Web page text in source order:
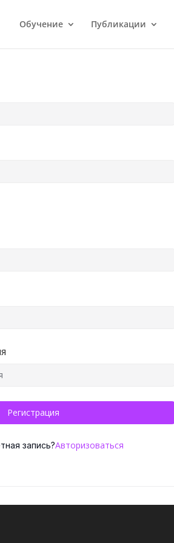
Обучение Публикации
Регистрация
запись?Авторизоваться